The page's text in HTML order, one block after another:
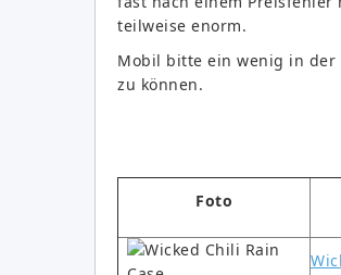
teilweise enorm.
Mobil bitte ein wenig in der
zu können.
Foto